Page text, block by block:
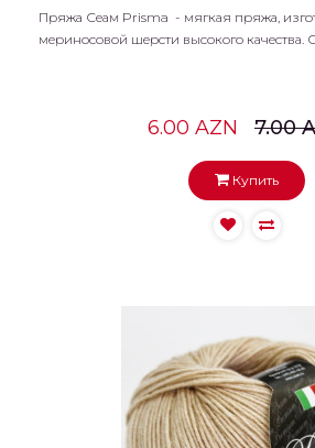
Пряжа Сеам Prisma - мягкая пряжа,
мериносовой шерсти высокого качества.
6.00 AZN 7.00
Купить